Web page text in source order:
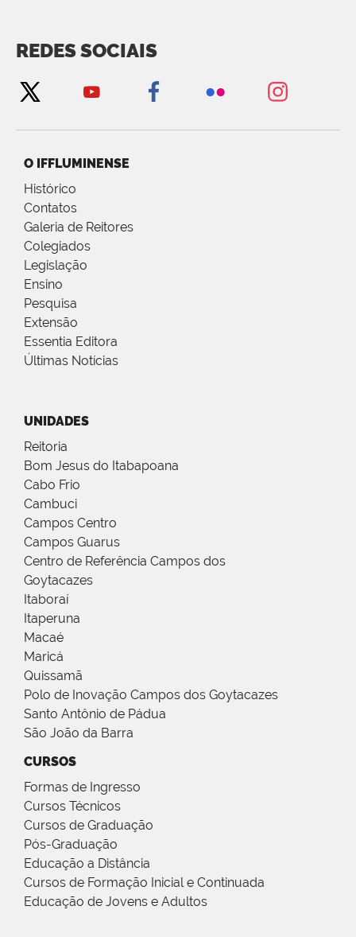
REDES SOCIAIS
O IFFLUMINENSE
Histórico
Contatos
Galeria de Reitores
Colegiados
Legislação
Ensino
Pesquisa
Extensão
Essentia Editora
Últimas Notícias
UNIDADES
Reitoria
Bom Jesus do Itabapoana
Cabo Frio
Cambuci
Campos Centro
Campos Guarus
Centro de Referência Campos dos
Goytacazes
Itaboraí
Itaperuna
Macaé
Maricá
Quissamã
Polo de Inovação Campos dos Goytacazes
Santo Antônio de Pádua
São João da Barra
CURSOS
Formas de Ingresso
Cursos Técnicos
Cursos de Graduação
Pós-Graduação
Educação a Distância
Cursos de Formação Inicial e Continuada
Educação de Jovens e Adultos